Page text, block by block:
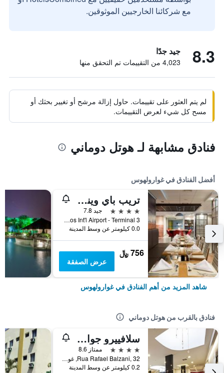
مع شركائنا الخارجيين الموثوقين.
8.3 جيد جدًا
4,023 من التقييمات تم التحقق منها
لم يتم العثور على تقييمات. حاول إزالة مرشح أو تغيير بحثك أو
مسح كل شيء لعرض التقييمات.
فنادق مشابهة لـ هوتل دوماني
أفضل الفنادق في غوارولهوس
تريب باي ويندام ساو باولو جوروليوس أيربورت (فندق ترانزيت)
4 نجوم
جيد 7.8
Guarulhos Int'l Airport - Terminal 3, غوارولهوس, البرازيل
0.0 كيلومتر عن وسط المدينة
756 ﷼
عرض الصفقة
شاهد المزيد من أهم الفنادق في غوارولهوس
فنادق بالقرب من هوتل دوماني
سلافييرو جوارولهوس أيروبورتو
4 نجوم
ممتاز 8.6
Rua Rafael Balzani, 32, غوارولهوس, البرازيل
0.2 كيلومتر عن وسط المدينة